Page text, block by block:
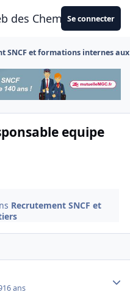
des CheminotsSe connecter
SNCF et formations internes
equipe
Recrutement SNCF et
16 ans